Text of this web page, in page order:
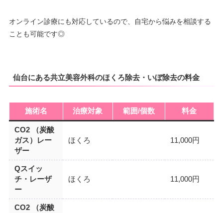
オンライン診療にも対応しているので、自宅から悩みを相談する
ことも可能です◎
仙台にある共立美容外科のほくろ除去・いぼ除去の料金
施術名 治療対象 範囲/個数 料金
CO2 （炭酸
ガス）レー
ザー
ほくろ 11,000円
Qスイッ
チ・レーザ
ー
ほくろ 11,000円
CO2 （炭酸